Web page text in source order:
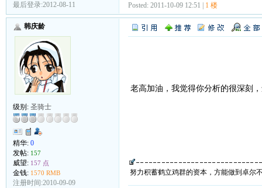
最后登录:2012-08-11
Posted: 2011-10-09 12:51 | 1 楼
韩庆龄
级别: 圣骑士
精华: 0
发帖: 157
威望: 157 点
金钱: 1570 RMB
注册时间:2010-09-09
老高加油，我觉得你分析的很深刻
努力积蓄鹤立鸡群的资本，方能做到卓尔